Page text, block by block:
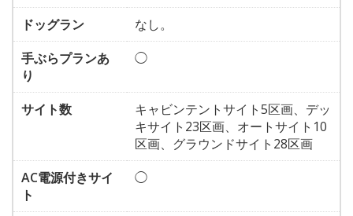
ドッグラン
なし。
手ぶらプランあ
り
◯
サイト数
キャビンテントサイト5区画、デッ
キサイト23区画、オートサイト10
区画、グラウンドサイト28区画
AC電源付きサイ
ト
◯